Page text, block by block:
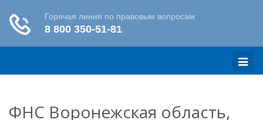
Меню
ФНС Воронежская область,